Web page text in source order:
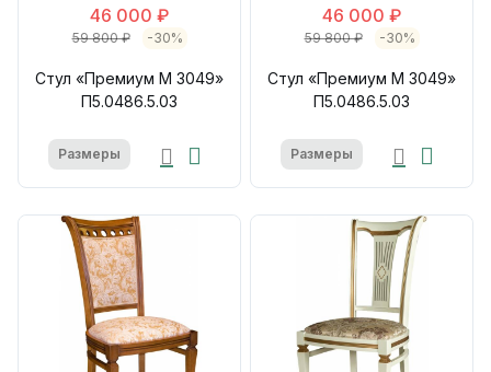
46 000 ₽
59 800 ₽ -30%
Стул «Премиум М 3049»
П5.0486.5.03
Размеры
46 000 ₽
59 800 ₽ -30%
Стул «Премиум М 3049»
П5.0486.5.03
Размеры